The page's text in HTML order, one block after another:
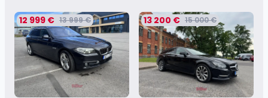
12 999 € 13 999 € 13 200 € 15 000 €